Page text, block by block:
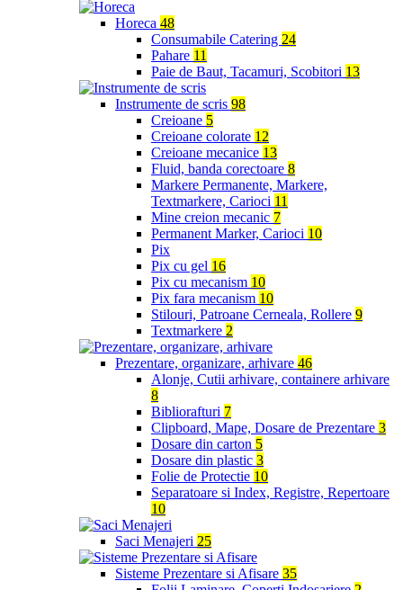
Horeca 48
Consumabile Catering 24
Pahare 11
Paie de Baut, Tacamuri, Scobitori 13
Instrumente de scris 98
Creioane 5
Creioane colorate 12
Creioane mecanice 13
Fluid, banda corectoare 8
Markere Permanente, Markere,
Textmarkere, Carioci 11
Mine creion mecanic 7
Permanent Marker, Carioci 10
Pix
Pix cu gel 16
Pix cu mecanism 10
Pix fara mecanism 10
Stilouri, Patroane Cerneala, Rollere 9
Textmarkere 2
Prezentare, organizare, arhivare 46
Alonje, Cutii arhivare, containere arhivare
8
Bibliorafturi 7
Clipboard, Mape, Dosare de Prezentare 3
Dosare din carton 5
Dosare din plastic 3
Folie de Protectie 10
Separatoare si Index, Registre, Repertoare
10
Saci Menajeri 25
Sisteme Prezentare si Afisare 35